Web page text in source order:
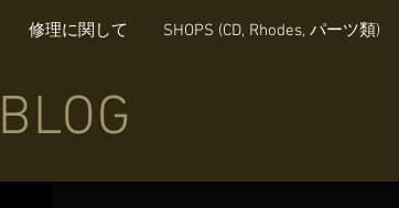
修理に関して SHOPS (CD, Rhodes, パーツ類)
BLOG